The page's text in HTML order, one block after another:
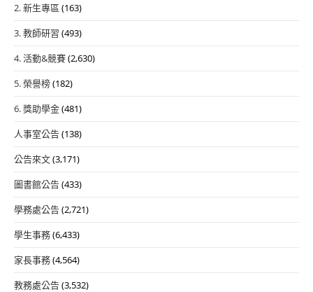
2. 新生專區 (163)
3. 教師研習 (493)
4. 活動&競賽(2,630)
5. 榮譽榜(182)
6. 獎助學金(481)
人事室公告(138)
公告來文(3,171)
圖書館公告(433)
學務處公告(2,721)
學生事務(6,433)
家長事務(4,564)
教務處公告(3,532)